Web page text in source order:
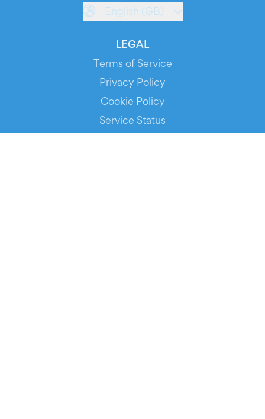
English (GB)
LEGAL
Terms of Service
Privacy Policy
Cookie Policy
Service Status